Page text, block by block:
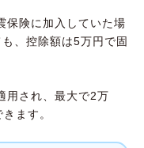
保険に加入していた場
、控除額は5万円で固
用され、最大で2万
ます。